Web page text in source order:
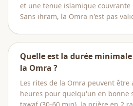
et une tenue islamique couvrante
Sans ihram, la Omra n'est pas
Quelle est la durée
la Omra ?
Les rites de la Omra peuvent être
heures pour quelqu'un en bonne